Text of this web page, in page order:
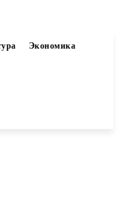
Экономика